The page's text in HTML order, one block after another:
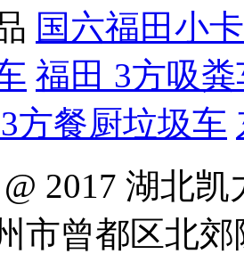
国六福田小
福田 3方吸粪
方餐厨垃圾车
2017 湖北
市曾都区北